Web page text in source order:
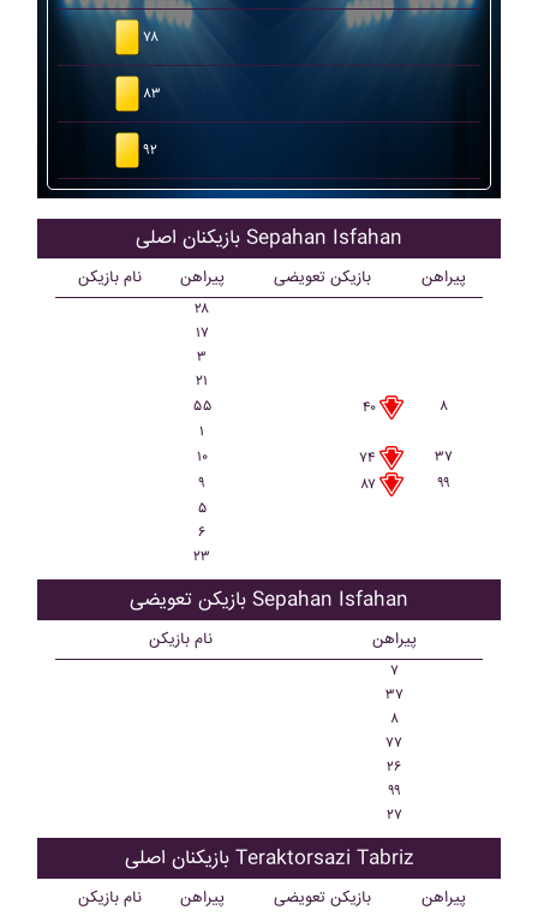
۷۸
۸۳
۹۲
بازیکنان اصلی Sepahan Isfahan
نام بازیکن پیراهن بازیکن تعویضی پیراهن
۲۸
۱۷
۳
۲۱
۵۵
۴۰
۸
۱
۱۰
۷۴
۳۷
۹
۸۷
۹۹
۵
۶
۲۳
بازیکن تعویضی Sepahan Isfahan
نام بازیکن پیراهن
۷
۳۷
۸
۷۷
۲۶
۹۹
۲۷
بازیکنان اصلی Teraktorsazi Tabriz
نام بازیکن پیراهن بازیکن تعویضی پیراهن